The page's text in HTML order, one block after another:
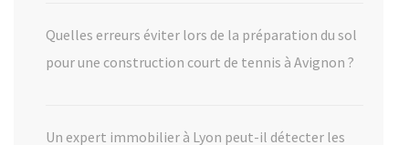
Quelles erreurs éviter lors de la préparation du sol
pour une construction court de tennis à Avignon ?
Un expert immobilier à Lyon peut-il détecter les